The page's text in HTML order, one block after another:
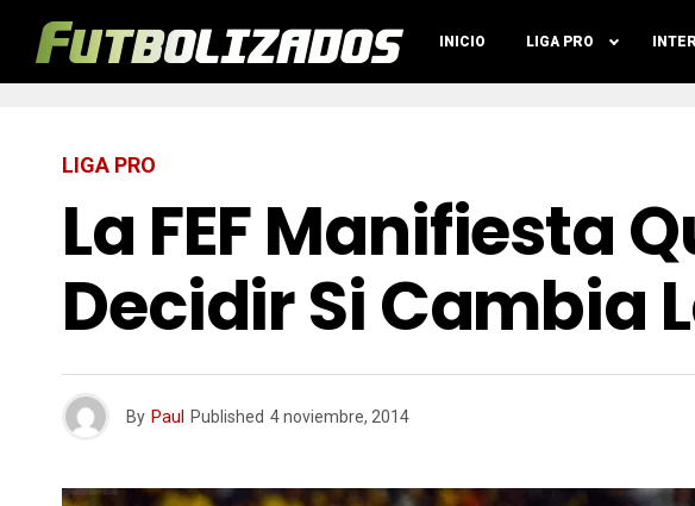
INICIO LIGA PRO
LIGA PRO
La FEF Manifiesta
Decidir Si Cambia
By Paul Published 4 noviembre, 2014